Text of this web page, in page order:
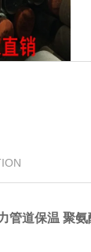
管道保温 聚